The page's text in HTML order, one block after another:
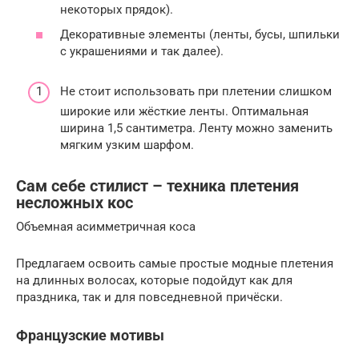
некоторых прядок).
Декоративные элементы (ленты, бусы, шпильки
с украшениями и так далее).
Не стоит использовать при плетении слишком
широкие или жёсткие ленты. Оптимальная
ширина 1,5 сантиметра. Ленту можно заменить
мягким узким шарфом.
Сам себе стилист – техника плетения
несложных кос
Объемная асимметричная коса
Предлагаем освоить самые простые модные плетения
на длинных волосах, которые подойдут как для
праздника, так и для повседневной причёски.
Французские мотивы